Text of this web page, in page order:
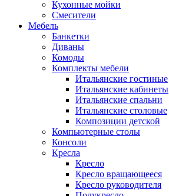
Кухонные мойки
Смесители
Мебель
Банкетки
Диваны
Комоды
Комплекты мебели
Итальянские гостиные
Итальянские кабинеты
Итальянские спальни
Итальянские столовые
Композиции детской
Компьютерные столы
Консоли
Кресла
Кресло
Кресло вращающееся
Кресло руководителя